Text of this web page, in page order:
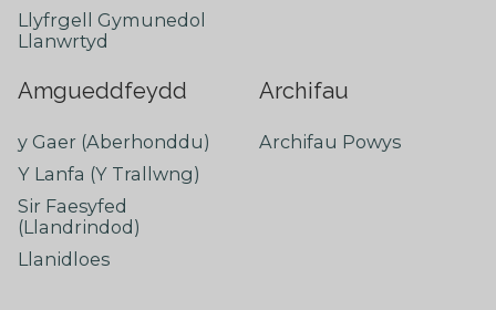
Llyfrgell Gymunedol
Llanwrtyd
Amgueddfeydd
y Gaer (Aberhonddu)
Y Lanfa (Y Trallwng)
Sir Faesyfed
(Llandrindod)
Llanidloes
Archifau
Archifau Powys